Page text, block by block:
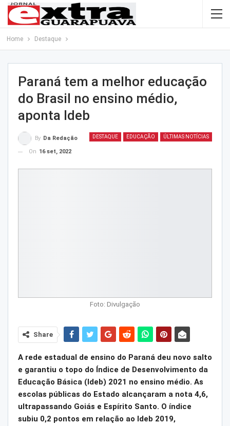
Home Destaque
Paraná tem a melhor educação
do Brasil no ensino médio,
aponta Ideb
DESTAQUE EDUCAÇÃO ÚLTIMAS NOTÍCIAS
By Da Redação
On 16 set, 2022
Foto: Divulgação
Share
A rede estadual de ensino do Paraná deu novo salto
e garantiu o topo do Índice de Desenvolvimento da
Educação Básica (Ideb) 2021 no ensino médio. As
escolas públicas do Estado alcançaram a nota 4,6,
ultrapassando Goiás e Espírito Santo. O índice
subiu 0,2 pontos em relação ao Ideb 2019,